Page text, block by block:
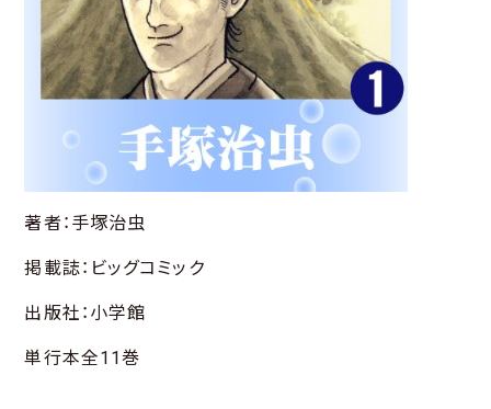
著者：手塚治虫
掲載誌：ビッグコミック
出版社：小学館
単行本全11巻